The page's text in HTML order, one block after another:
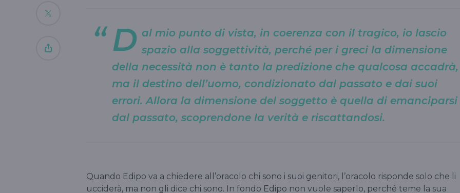
D al mio punto di vista, in coerenza con il tragico, io lascio
spazio alla soggettività, perché per i greci la dimensione
della necessità non è tanto la predizione che qualcosa accadrà,
ma il destino dell’uomo, condizionato dal passato e dai suoi
errori. Allora la dimensione del soggetto è quella di emanciparsi
dal passato, scoprendone la verità e riscattandosi.
Quando Edipo va a chiedere all’oracolo chi sono i suoi genitori, l’oracolo risponde solo che li
ucciderà, ma non gli dice chi sono. In fondo Edipo non vuole saperlo, perché teme la sua